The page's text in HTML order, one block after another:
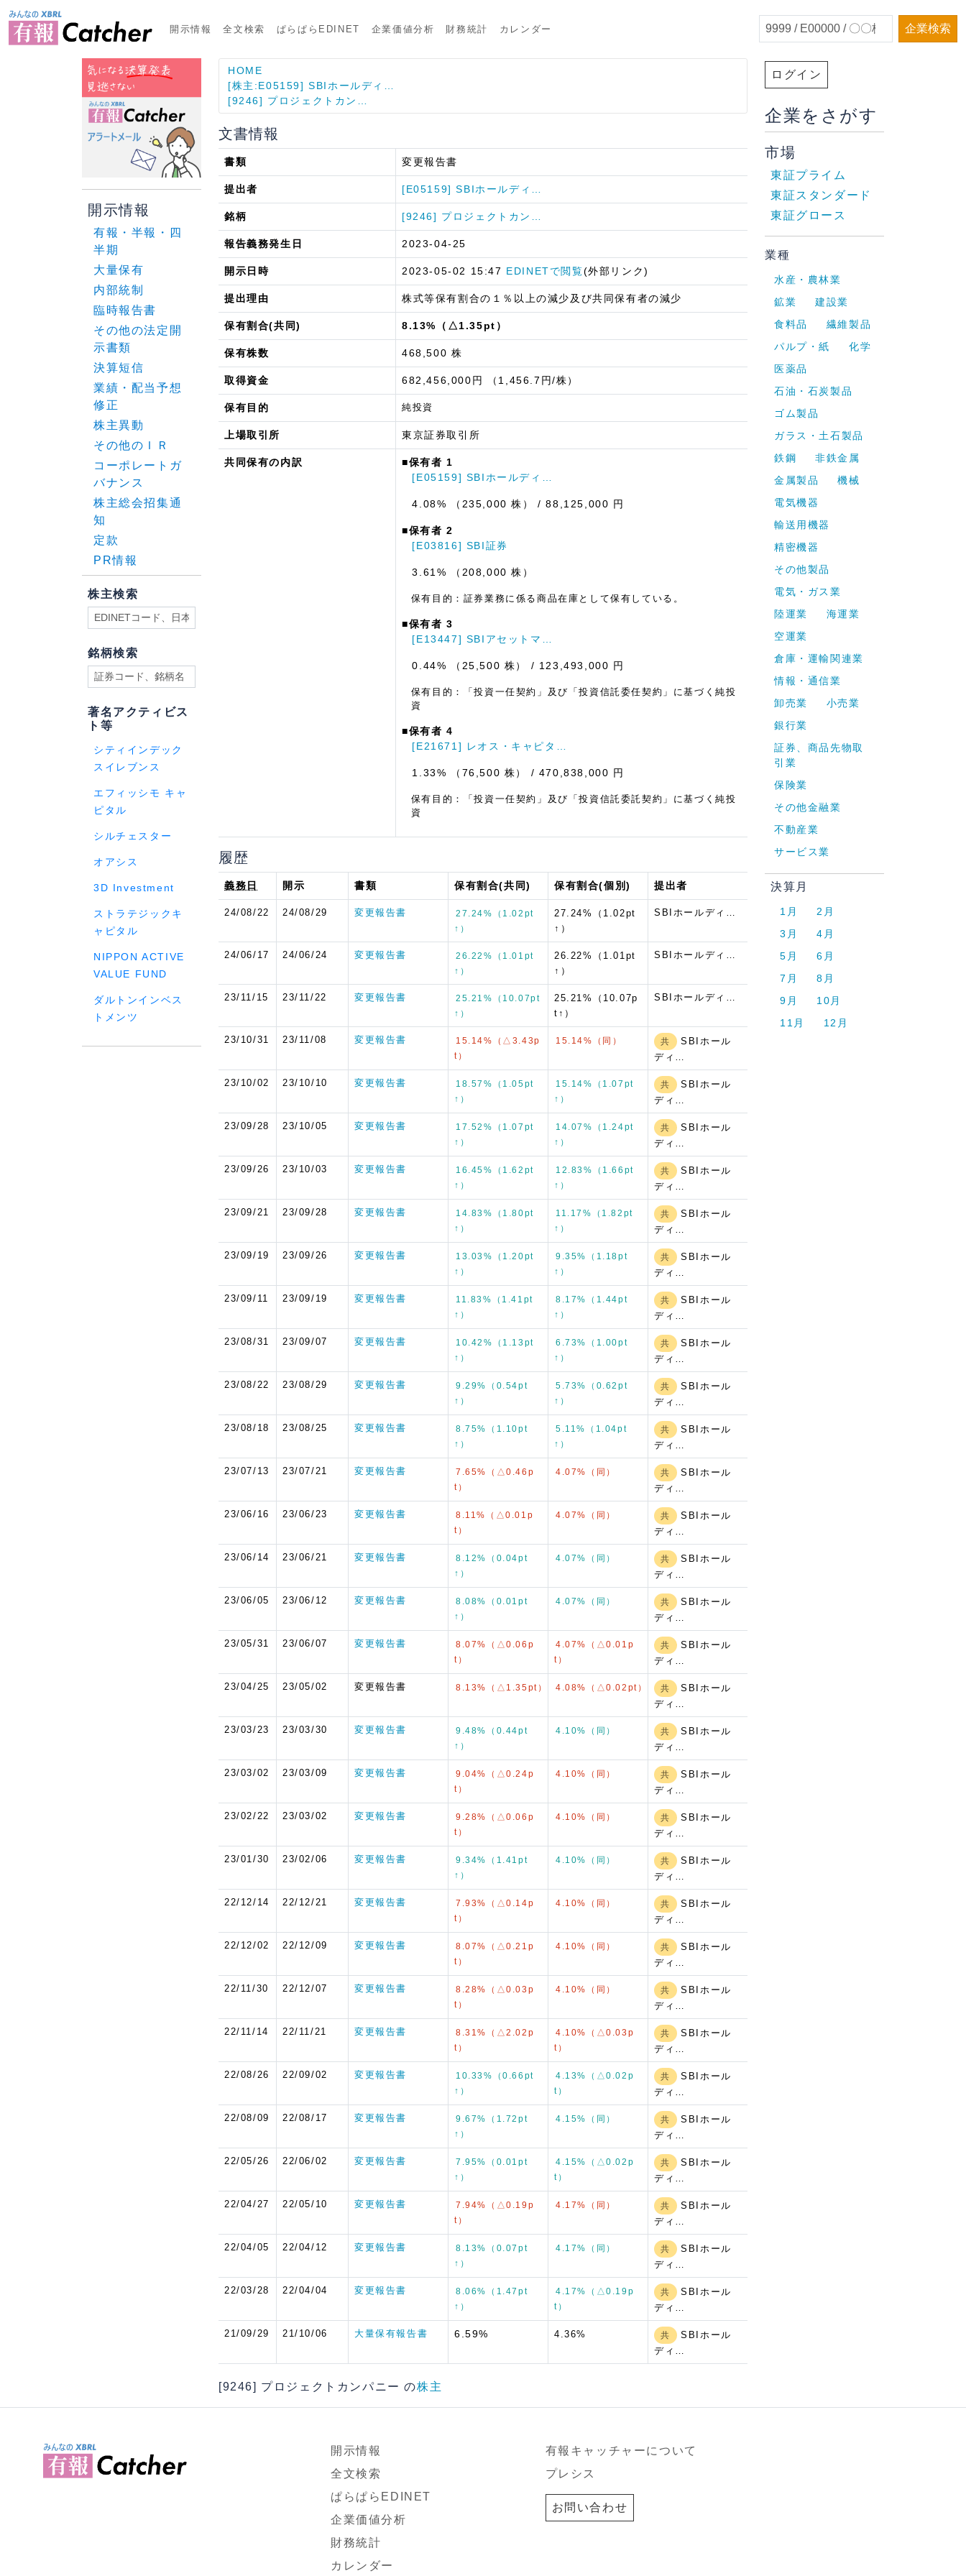
開示情報 全文検索 ぱらぱらEDINET 企業価値分析 財務統計 カレンダー 企業検索
開示情報
有報・半報・四
半期
大量保有
内部統制
臨時報告書
その他の法定開
示書類
決算短信
業績・配当予想
修正
株主異動
その他のＩＲ
コーポレートガ
バナンス
株主総会招集通
知
定款
PR情報
株主検索
銘柄検索
著名アクティビス
ト等
シティインデック
スイレブンス
エフィッシモ キャ
ピタル
シルチェスター
オアシス
3D Investment
ストラテジックキ
ャピタル
NIPPON ACTIVE
VALUE FUND
ダルトンインベス
トメンツ
HOME
[株主:E05159] SBIホールディ…
[9246] プロジェクトカン…
文書情報
書類 変更報告書
提出者 [E05159] SBIホールディ…
銘柄 [9246] プロジェクトカン…
報告義務発生日 2023-04-25
開示日時 2023-05-02 15:47 EDINETで閲覧(外部リンク)
提出理由 株式等保有割合の１％以上の減少及び共同保有者の減少
保有割合(共同) 8.13%（△1.35pt）
保有株数 468,500 株
取得資金 682,456,000円 （1,456.7円/株）
保有目的 純投資
上場取引所 東京証券取引所
共同保有の内訳
■保有者 1
[E05159] SBIホールディ…
4.08% （235,000 株）/ 88,125,000 円
■保有者 2
[E03816] SBI証券
3.61% （208,000 株）
保有目的：証券業務に係る商品在庫として保有している。
■保有者 3
[E13447] SBIアセットマ…
0.44% （25,500 株） / 123,493,000 円
保有目的：「投資一任契約」及び「投資信託委任契約」に基づく純投
資
■保有者 4
[E21671] レオス・キャピタ…
1.33% （76,500 株） / 470,838,000 円
保有目的：「投資一任契約」及び「投資信託委託契約」に基づく純投
資
履歴
義務日 開示 書類 保有割合(共同) 保有割合(個別) 提出者
24/08/22 24/08/29 変更報告書
27.24%（1.02pt
↑）
27.24%（1.02pt
↑）
SBIホールディ…
24/06/17 24/06/24 変更報告書
26.22%（1.01pt
↑）
26.22%（1.01pt
↑）
SBIホールディ…
23/11/15 23/11/22 変更報告書
25.21%（10.07pt
↑）
25.21%（10.07p
t↑）
SBIホールディ…
23/10/31 23/11/08 変更報告書
15.14%（△3.43p
t）
15.14%（同） 共
SBIホール
ディ…
23/10/02 23/10/10 変更報告書
18.57%（1.05pt
↑）
15.14%（1.07pt
↑）
共
SBIホール
ディ…
23/09/28 23/10/05 変更報告書
17.52%（1.07pt
↑）
14.07%（1.24pt
↑）
共
SBIホール
ディ…
23/09/26 23/10/03 変更報告書
16.45%（1.62pt
↑）
12.83%（1.66pt
↑）
共
SBIホール
ディ…
23/09/21 23/09/28 変更報告書
14.83%（1.80pt
↑）
11.17%（1.82pt
↑）
共
SBIホール
ディ…
23/09/19 23/09/26 変更報告書
13.03%（1.20pt
↑）
9.35%（1.18pt
↑）
共
SBIホール
ディ…
23/09/11 23/09/19 変更報告書
11.83%（1.41pt
↑）
8.17%（1.44pt
↑）
共
SBIホール
ディ…
23/08/31 23/09/07 変更報告書
10.42%（1.13pt
↑）
6.73%（1.00pt
↑）
共
SBIホール
ディ…
23/08/22 23/08/29 変更報告書
9.29%（0.54pt
↑）
5.73%（0.62pt
↑）
共
SBIホール
ディ…
23/08/18 23/08/25 変更報告書
8.75%（1.10pt
↑）
5.11%（1.04pt
↑）
共
SBIホール
ディ…
23/07/13 23/07/21 変更報告書
7.65%（△0.46p
t）
4.07%（同） 共
SBIホール
ディ…
23/06/16 23/06/23 変更報告書
8.11%（△0.01p
t）
4.07%（同） 共
SBIホール
ディ…
23/06/14 23/06/21 変更報告書
8.12%（0.04pt
↑）
4.07%（同） 共
SBIホール
ディ…
23/06/05 23/06/12 変更報告書
8.08%（0.01pt
↑）
4.07%（同） 共
SBIホール
ディ…
23/05/31 23/06/07 変更報告書
8.07%（△0.06p
t）
4.07%（△0.01p
t）
共
SBIホール
ディ…
23/04/25 23/05/02 変更報告書 8.13%（△1.35pt） 4.08%（△0.02pt） 共
SBIホール
ディ…
23/03/23 23/03/30 変更報告書
9.48%（0.44pt
↑）
4.10%（同） 共
SBIホール
ディ…
23/03/02 23/03/09 変更報告書
9.04%（△0.24p
t）
4.10%（同） 共
SBIホール
ディ…
23/02/22 23/03/02 変更報告書
9.28%（△0.06p
t）
4.10%（同） 共
SBIホール
ディ…
23/01/30 23/02/06 変更報告書
9.34%（1.41pt
↑）
4.10%（同） 共
SBIホール
ディ…
22/12/14 22/12/21 変更報告書
7.93%（△0.14p
t）
4.10%（同） 共
SBIホール
ディ…
22/12/02 22/12/09 変更報告書
8.07%（△0.21p
t）
4.10%（同） 共
SBIホール
ディ…
22/11/30 22/12/07 変更報告書
8.28%（△0.03p
t）
4.10%（同） 共
SBIホール
ディ…
22/11/14 22/11/21 変更報告書
8.31%（△2.02p
t）
4.10%（△0.03p
t）
共
SBIホール
ディ…
22/08/26 22/09/02 変更報告書
10.33%（0.66pt
↑）
4.13%（△0.02p
t）
共
SBIホール
ディ…
22/08/09 22/08/17 変更報告書
9.67%（1.72pt
↑）
4.15%（同） 共
SBIホール
ディ…
22/05/26 22/06/02 変更報告書
7.95%（0.01pt
↑）
4.15%（△0.02p
t）
共
SBIホール
ディ…
22/04/27 22/05/10 変更報告書
7.94%（△0.19p
t）
4.17%（同） 共
SBIホール
ディ…
22/04/05 22/04/12 変更報告書
8.13%（0.07pt
↑）
4.17%（同） 共
SBIホール
ディ…
22/03/28 22/04/04 変更報告書
8.06%（1.47pt
↑）
4.17%（△0.19p
t）
共
SBIホール
ディ…
21/09/29 21/10/06 大量保有報告書 6.59% 4.36% 共
SBIホール
ディ…
[9246] プロジェクトカンパニー の株主
ログイン
企業をさがす
市場
東証プライム
東証スタンダード
東証グロース
業種
水産・農林業
鉱業
建設業
食料品
繊維製品
パルプ・紙
化学
医薬品
石油・石炭製品
ゴム製品
ガラス・土石製品
鉄鋼
非鉄金属
金属製品
機械
電気機器
輸送用機器
精密機器
その他製品
電気・ガス業
陸運業
海運業
空運業
倉庫・運輸関連業
情報・通信業
卸売業
小売業
銀行業
証券、商品先物取
引業
保険業
その他金融業
不動産業
サービス業
決算月
1月
2月
3月
4月
5月
6月
7月
8月
9月
10月
11月
12月
開示情報
全文検索
ぱらぱらEDINET
企業価値分析
財務統計
カレンダー
有報キャッチャーについて
プレシス
お問い合わせ